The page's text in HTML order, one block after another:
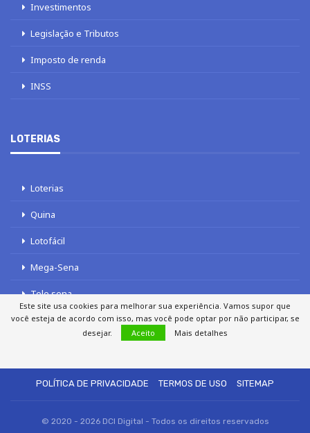
Investimentos
Legislação e Tributos
Imposto de renda
INSS
LOTERIAS
Loterias
Quina
Lotofácil
Mega-Sena
Tele sena
POLÍTICA DE PRIVACIDADE
TERMOS DE USO SITEMAP
© 2020 - 2026 DCI Digital - Todos os direitos reservados
Este site usa cookies para melhorar sua experiência. Vamos supor que
você esteja de acordo com isso, mas você pode optar por não participar, se
desejar.
Aceito Mais detalhes